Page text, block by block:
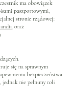
ma obowiązek
paszportowymi,
stronie rządowej:
oraz
się na sprawnym
bezpieczeństwa.
jednak nie pełnimy roli